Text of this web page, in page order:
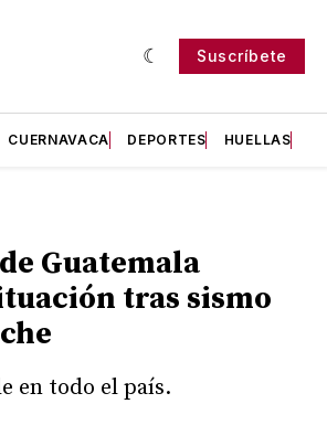
Suscríbete
CUERNAVACA DEPORTES HUELLAS
Guatemala
tras sismo
en todo el país.